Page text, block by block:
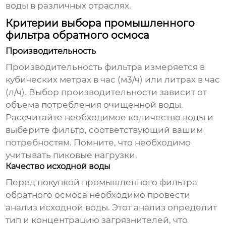
воды в различных отраслях.
Критерии выбора промышленного
фильтра обратного осмоса
Производительность
Производительность фильтра измеряется в
кубических метрах в час (м3/ч) или литрах в час
(л/ч). Выбор производительности зависит от
объема потребления очищенной воды.
Рассчитайте необходимое количество воды и
выберите фильтр, соответствующий вашим
потребностям. Помните, что необходимо
учитывать пиковые нагрузки.
Качество исходной воды
Перед покупкой промышленного фильтра
обратного осмоса необходимо провести
анализ исходной воды. Этот анализ определит
тип и концентрацию загрязнителей, что